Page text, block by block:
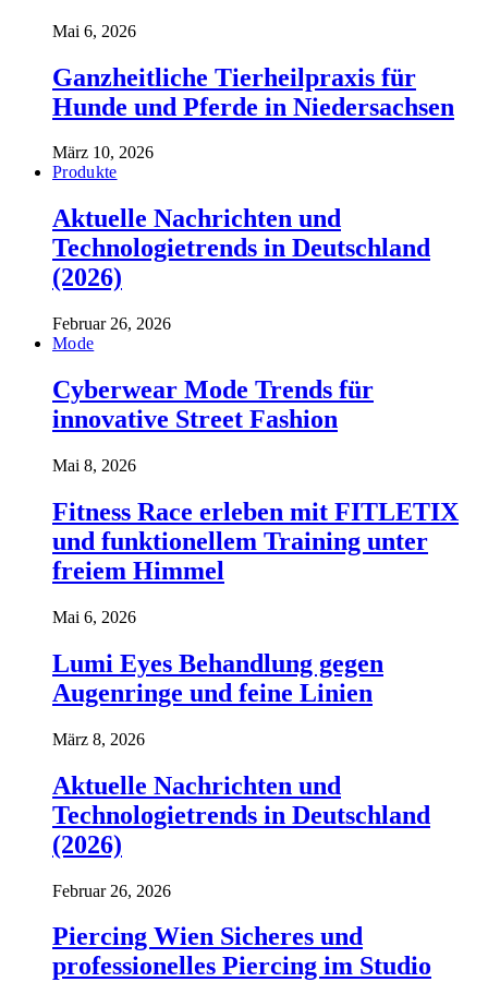
Mai 6, 2026
Ganzheitliche Tierheilpraxis für
Hunde und Pferde in Niedersachsen
März 10, 2026
Produkte
Aktuelle Nachrichten und
Technologietrends in Deutschland
(2026)
Februar 26, 2026
Mode
Cyberwear Mode Trends für
innovative Street Fashion
Mai 8, 2026
Fitness Race erleben mit FITLETIX
und funktionellem Training unter
freiem Himmel
Mai 6, 2026
Lumi Eyes Behandlung gegen
Augenringe und feine Linien
März 8, 2026
Aktuelle Nachrichten und
Technologietrends in Deutschland
(2026)
Februar 26, 2026
Piercing Wien Sicheres und
professionelles Piercing im Studio